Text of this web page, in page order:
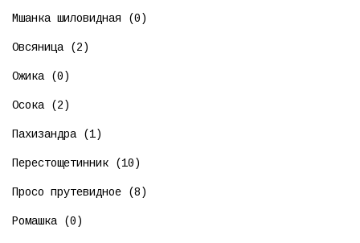
Мшанка шиловидная (0)
Овсяница (2)
Ожика (0)
Осока (2)
Пахизандра (1)
Перестощетинник (10)
Просо прутевидное (8)
Ромашка (0)